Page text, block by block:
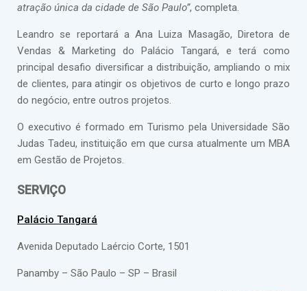
atração única da cidade de São Paulo”, completa.
Leandro se reportará a Ana Luiza Masagão, Diretora de
Vendas & Marketing do Palácio Tangará, e terá como
principal desafio diversificar a distribuição, ampliando o mix
de clientes, para atingir os objetivos de curto e longo prazo
do negócio, entre outros projetos.
O executivo é formado em Turismo pela Universidade São
Judas Tadeu, instituição em que cursa atualmente um MBA
em Gestão de Projetos.
SERVIÇO
Palácio Tangará
Avenida Deputado Laércio Corte, 1501
Panamby – São Paulo – SP – Brasil